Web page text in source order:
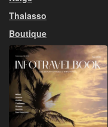
Thalasso
Boutique